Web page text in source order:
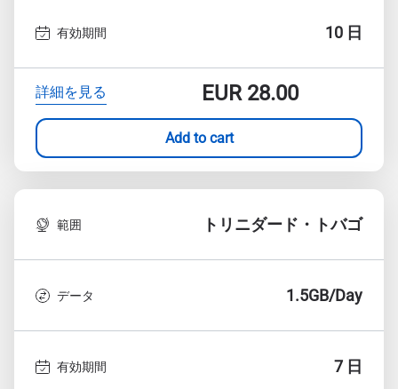
有効期間 10 日
詳細を見る EUR28.00
Add to cart
範囲 トリニダード・トバゴ
データ 1.5GB/Day
有効期間 7 日